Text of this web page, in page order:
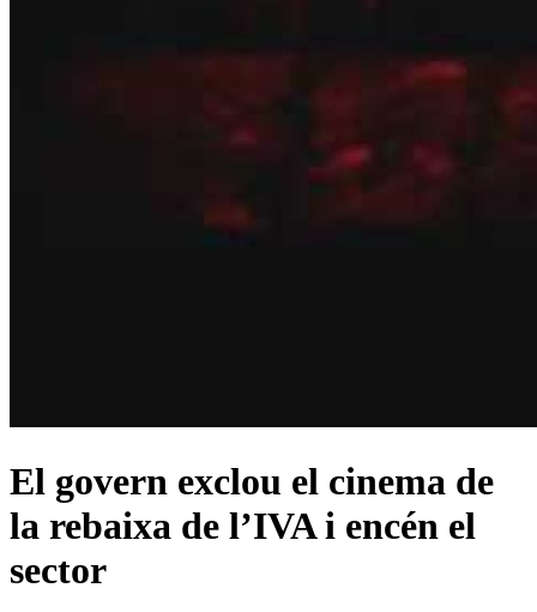
El govern exclou el cinema de
la rebaixa de l’IVA i encén el
sector